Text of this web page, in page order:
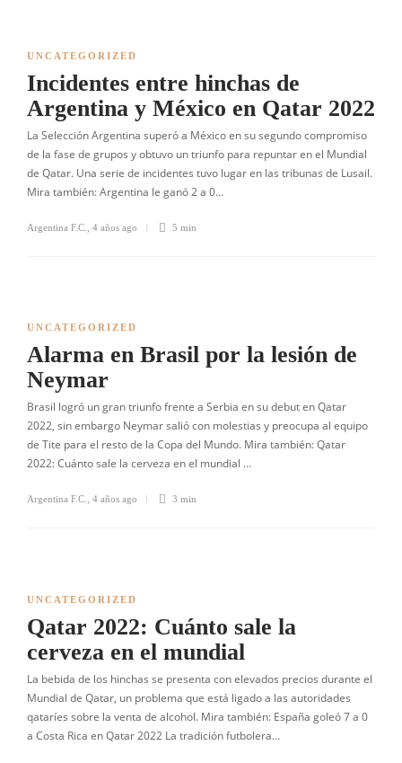
UNCATEGORIZED
Incidentes entre hinchas de
Argentina y México en Qatar 2022
La Selección Argentina superó a México en su segundo compromiso
de la fase de grupos y obtuvo un triunfo para repuntar en el Mundial
de Qatar. Una serie de incidentes tuvo lugar en las tribunas de Lusail.
Mira también: Argentina le ganó 2 a 0…
Argentina F.C. 4 años ago 5 min
UNCATEGORIZED
Alarma en Brasil por la lesión de
Neymar
Brasil logró un gran triunfo frente a Serbia en su debut en Qatar
2022, sin embargo Neymar salió con molestias y preocupa al equipo
de Tite para el resto de la Copa del Mundo. Mira también: Qatar
2022: Cuánto sale la cerveza en el mundial …
Argentina F.C. 4 años ago 3 min
UNCATEGORIZED
Qatar 2022: Cuánto sale la
cerveza en el mundial
La bebida de los hinchas se presenta con elevados precios durante el
Mundial de Qatar, un problema que está ligado a las autoridades
qataríes sobre la venta de alcohol. Mira también: España goleó 7 a 0
a Costa Rica en Qatar 2022 La tradición futbolera…